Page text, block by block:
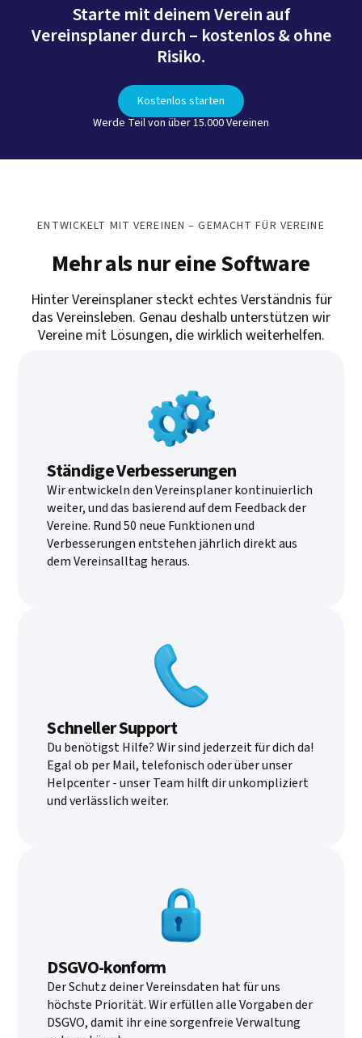
Starte mit deinem Verein auf
Vereinsplaner durch – kostenlos & ohne
Risiko.
Kostenlos starten
Werde Teil von über 15.000 Vereinen
ENTWICKELT MIT VEREINEN – GEMACHT FÜR VEREINE
Mehr als nur eine Software
Hinter Vereinsplaner steckt echtes Verständnis für
das Vereinsleben. Genau deshalb unterstützen wir
Vereine mit Lösungen, die wirklich weiterhelfen.
Ständige Verbesserungen
Wir entwickeln den Vereinsplaner kontinuierlich
weiter, und das basierend auf dem Feedback der
Vereine. Rund 50 neue Funktionen und
Verbesserungen entstehen jährlich direkt aus
dem Vereinsalltag heraus.
Schneller Support
Du benötigst Hilfe? Wir sind jederzeit für dich da!
Egal ob per Mail, telefonisch oder über unser
Helpcenter - unser Team hilft dir unkompliziert
und verlässlich weiter.
DSGVO-konform
Der Schutz deiner Vereinsdaten hat für uns
höchste Priorität. Wir erfüllen alle Vorgaben der
DSGVO, damit ihr eine sorgenfreie Verwaltung